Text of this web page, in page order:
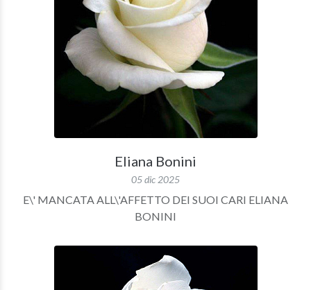
Eliana Bonini
05 dic 2025
E\' MANCATA ALL\'AFFETTO DEI SUOI CARI ELIANA
BONINI